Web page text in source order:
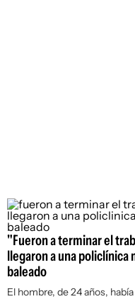
"Fueron a terminar el
llegaron a una policlínica
baleado
El hombre, de 24 años,